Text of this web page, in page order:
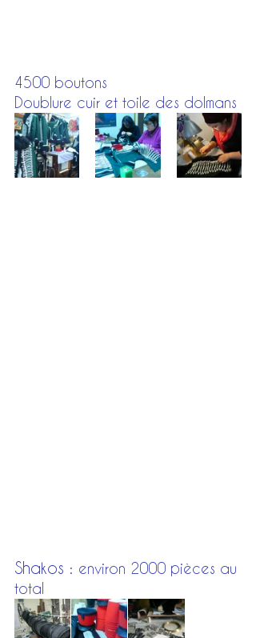
4500 boutons
Doublure cuir et toile des dolmans
Shakos : environ 2000 pièces au
total